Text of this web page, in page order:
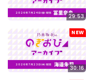
は、
29:53
NEW
30:16